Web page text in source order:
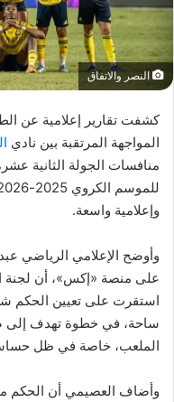
النصر والاتفاق
كشفت تقارير إعلامية عن
المواجهة المرتقبة بين نادي
منافسات الجولة الثانية
وإعلامية واسعة.
وأوضح الإعلامي الرياضي
على منصة «إكس»، أن لجنة
استقرت على تعيين الحكم
ساحة، في خطوة تهدف إلى
الملعب، خاصة في ظل
وأضاف العصيمي أن الحكم